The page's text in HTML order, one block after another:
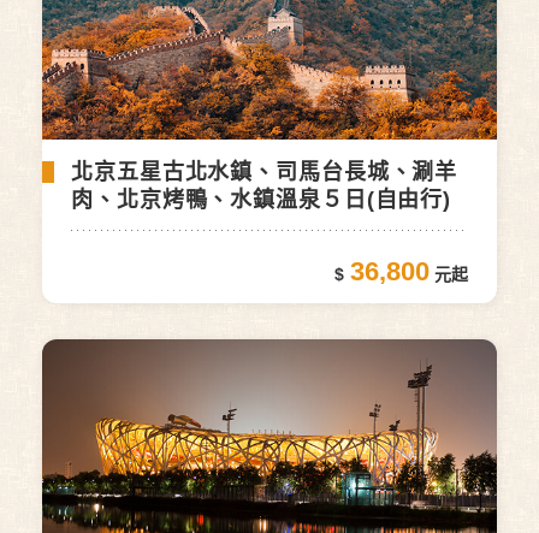
北京五星古北水鎮、司馬台長城、涮羊
肉、北京烤鴨、水鎮溫泉５日(自由行)
36,800